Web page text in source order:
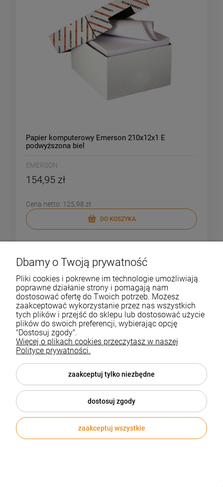
Papier komputerowy Emerson 210x12x1 E
podwyższona biel
EMERSON
154,95 zł
Cena netto: 125,98 zł
DO KOSZYKA
Papier komputerowy EMERSON 210x12x2 CN
/210212C0N1/
Dbamy o Twoją prywatność
Pliki cookies i pokrewne im technologie umożliwiają
poprawne działanie strony i pomagają nam
dostosować ofertę do Twoich potrzeb. Możesz
zaakceptować wykorzystanie przez nas wszystkich
tych plików i przejść do sklepu lub dostosować użycie
plików do swoich preferencji, wybierając opcję
"Dostosuj zgody".
Więcej o plikach cookies przeczytasz w naszej
Polityce prywatności.
zaakceptuj tylko niezbędne
dostosuj zgody
zaakceptuj wszystkie